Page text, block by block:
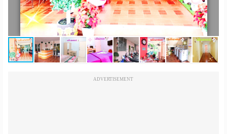
เดือน
ห้อง
พัก
ADVERTISEMENT